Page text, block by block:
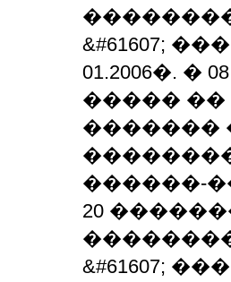
&#61607;
01.2006�.
����� ��
�������
������-
20
&#61607;